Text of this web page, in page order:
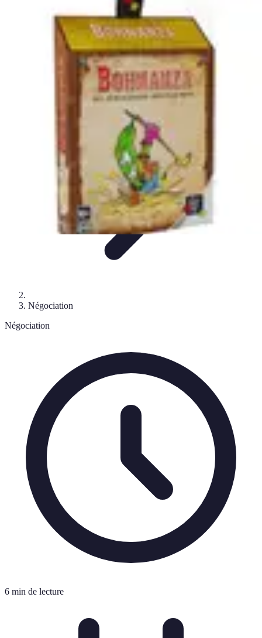
Loisirs créatifsMarketing digitalFinance
Développement personnel
Trucs pour Gagner
Négociation
Négociation
6 min de lecture